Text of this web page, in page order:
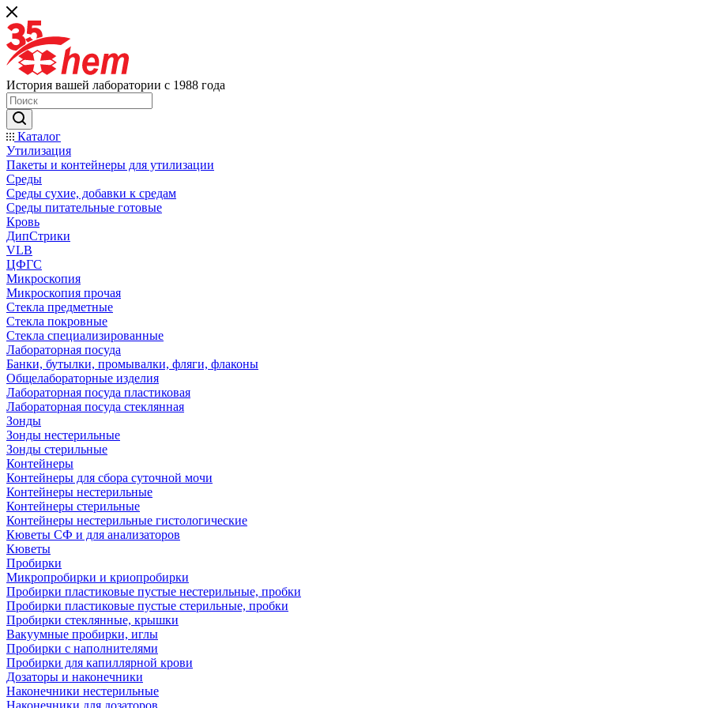
История вашей лаборатории с 1988 года
Каталог
Утилизация
Пакеты и контейнеры для утилизации
Среды
Среды сухие, добавки к средам
Среды питательные готовые
Кровь
ДипСтрики
VLB
ЦФГС
Микроскопия
Микроскопия прочая
Стекла предметные
Стекла покровные
Стекла специализированные
Лабораторная посуда
Банки, бутылки, промывалки, фляги, флаконы
Общелабораторные изделия
Лабораторная посуда пластиковая
Лабораторная посуда стеклянная
Зонды
Зонды нестерильные
Зонды стерильные
Контейнеры
Контейнеры для сбора суточной мочи
Контейнеры нестерильные
Контейнеры стерильные
Контейнеры нестерильные гистологические
Кюветы СФ и для анализаторов
Кюветы
Пробирки
Микропробирки и криопробирки
Пробирки пластиковые пустые нестерильные, пробки
Пробирки пластиковые пустые стерильные, пробки
Пробирки стеклянные, крышки
Вакуумные пробирки, иглы
Пробирки с наполнителями
Пробирки для капиллярной крови
Дозаторы и наконечники
Наконечники нестерильные
Наконечники для дозаторов